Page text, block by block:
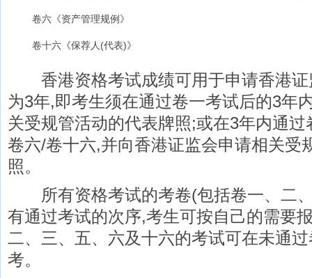
卷六《资产管理规例》
卷十六《保荐人(代表)》
香港资格考试成绩可用于申请香港证
为3年,即考生须在通过卷一考试后的3年
关受规管活动的代表牌照;或在3年内通
卷六/卷十六,并向香港证监会申请相关受
照。
所有资格考试的考卷(包括卷一、二
有通过考试的次序,考生可按自己的需要
二、三、五、六及十六的考试可在未通
考。